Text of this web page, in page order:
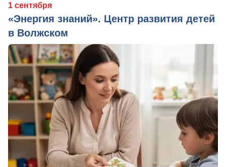
1 сентября
«Энергия знаний». Центр развития детей
в Волжском